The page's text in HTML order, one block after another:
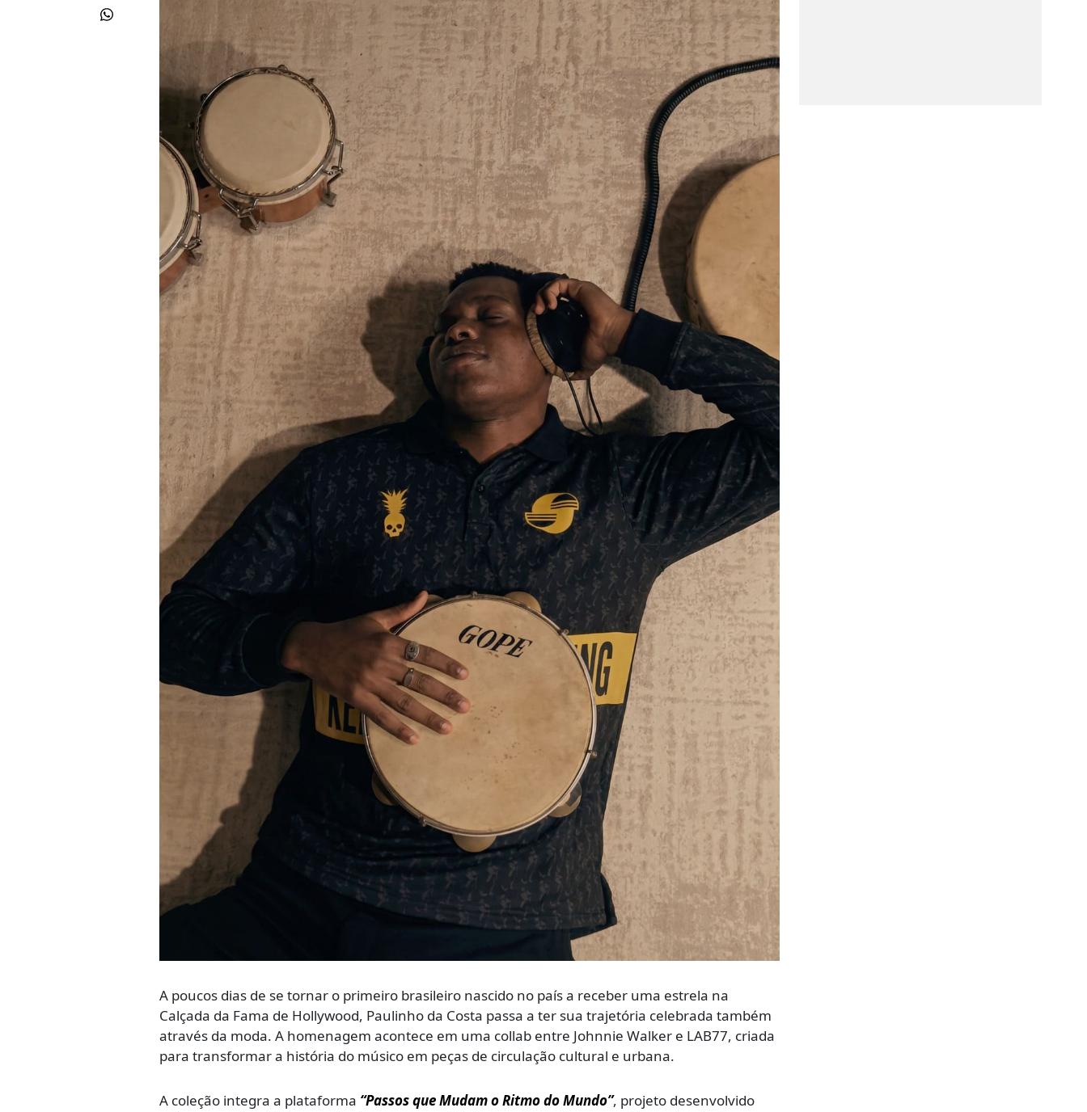
A poucos dias de se tornar o primeiro brasileiro nascido no país a receber uma estrela na
Calçada da Fama de Hollywood, Paulinho da Costa passa a ter sua trajetória celebrada também
através da moda. A homenagem acontece em uma collab entre Johnnie Walker e LAB77, criada
para transformar a história do músico em peças de circulação cultural e urbana.
A coleção integra a plataforma “Passos que Mudam o Ritmo do Mundo”, projeto desenvolvido